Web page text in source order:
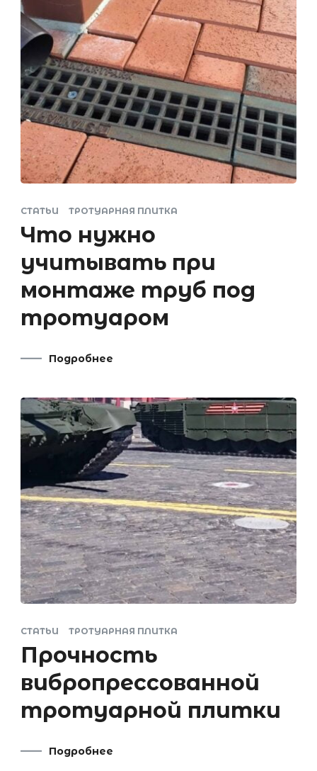
СТАТЬИ ТРОТУАРНАЯ ПЛИТКА
Что нужно
учитывать при
монтаже труб под
тротуаром
Подробнее
СТАТЬИ ТРОТУАРНАЯ ПЛИТКА
Прочность
вибропрессованной
тротуарной плитки
Подробнее